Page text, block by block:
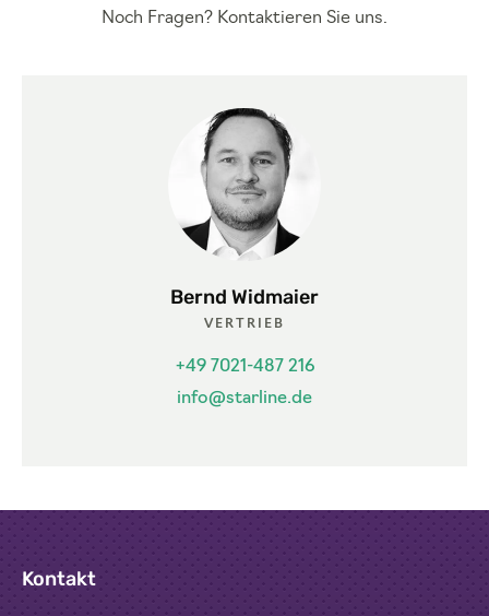
Noch Fragen? Kontaktieren Sie uns.
Bernd Widmaier
VERTRIEB
+49 7021-487 216
info@starline.de
Kontakt